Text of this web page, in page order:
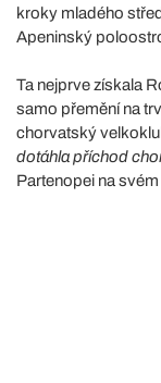
kroky mladého
Apeninský
Ta nejprve získala
samo přemění na
chorvatský
dotáhla příchod
Partenopei na